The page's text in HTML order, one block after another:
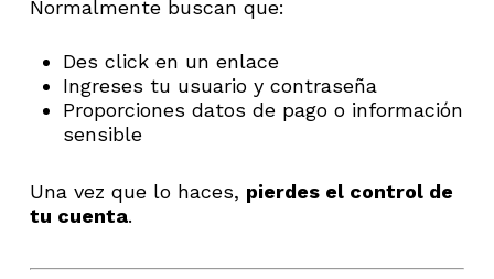
Normalmente buscan que:
Des click en un enlace
Ingreses tu usuario y contraseña
Proporciones datos de pago o información
sensible
Una vez que lo haces, pierdes el control de
tu cuenta.